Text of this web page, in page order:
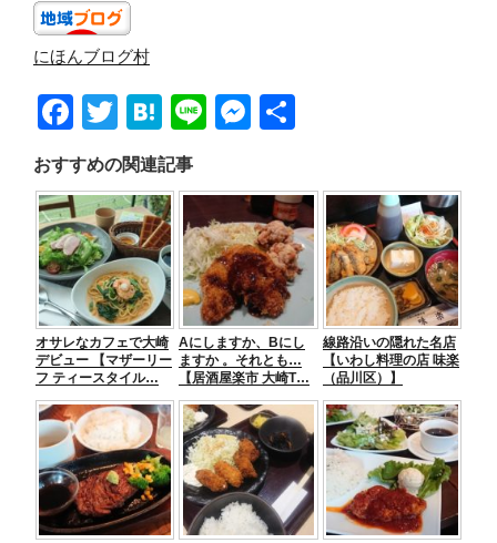
にほんブログ村
F
a
c
e
b
o
o
k
T
wi
tt
er
H
at
e
n
a
Li
e
M
ss
e
n
g
er
おすすめの関連記事
オサレなカフェで大崎
デビュー 【マザーリー
フ ティースタイル…
Aにしますか、Bにし
ますか 。それとも…
【居酒屋楽市 大崎T…
線路沿いの隠れた名店
【いわし料理の店 味楽
（品川区）】